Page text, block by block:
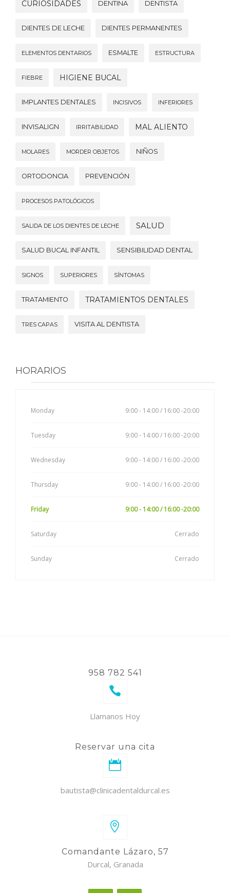
CURIOSIDADES DENTINA DENTISTA
DIENTES DE LECHE DIENTES PERMANENTES
ELEMENTOS DENTARIOS ESMALTE ESTRUCTURA
FIEBRE HIGIENE BUCAL
IMPLANTES DENTALES INCISIVOS INFERIORES
INVISALIGN IRRITABILIDAD MAL ALIENTO
MOLARES MORDER OBJETOS NIÑOS
ORTODONCIA PREVENCIÓN
PROCESOS PATOLÓGICOS
SALIDA DE LOS DIENTES DE LECHE SALUD
SALUD BUCAL INFANTIL SENSIBILIDAD DENTAL
SIGNOS SUPERIORES SÍNTOMAS
TRATAMIENTO TRATAMIENTOS DENTALES
TRES CAPAS VISITA AL DENTISTA
HORARIOS
Monday 9:00 - 14:00 / 16:00 -20:00
Tuesday 9:00 - 14:00 / 16:00 -20:00
Wednesday 9:00 - 14:00 / 16:00 -20:00
Thursday 9:00 - 14:00 / 16:00 -20:00
Friday 9:00 - 14:00 / 16:00 -20:00
Saturday Cerrado
Sunday Cerrado
958 782 541
Llamanos Hoy
Reservar una cita
bautista@clinicadentaldurcal.es
Comandante Lázaro, 57
Durcal, Granada